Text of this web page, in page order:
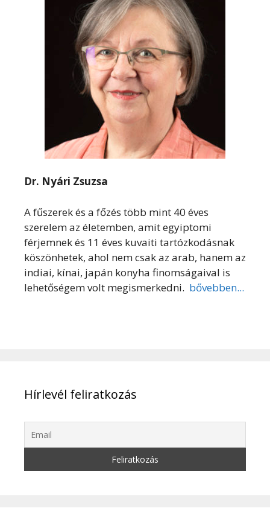
Dr. Nyári Zsuzsa
A fűszerek és a főzés több mint 40 éves
szerelem az életemben, amit egyiptomi
férjemnek és 11 éves kuvaiti tartózkodásnak
köszönhetek, ahol nem csak az arab, hanem az
indiai, kínai, japán konyha finomságaival is
lehetőségem volt megismerkedni. bővebben...
Hírlevél feliratkozás